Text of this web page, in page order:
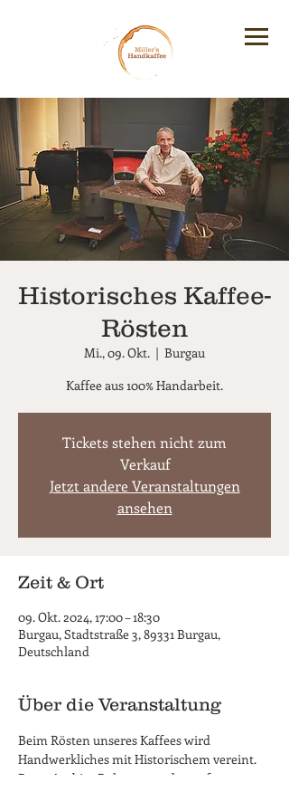
Historisches Kaffee-
Rösten
Mi., 09. Okt.
  |
Burgau
Kaffee aus 100% Handarbeit.
Tickets stehen nicht zum
Verkauf
Jetzt andere Veranstaltungen
ansehen
Zeit & Ort
09. Okt. 2024, 17:00 – 18:30
Burgau, Stadtstraße 3, 89331 Burgau,
Deutschland
Über die Veranstaltung
Beim Rösten unseres Kaffees wird
Handwerkliches mit Historischem vereint.
Beste Arabica Bohnen werden auf